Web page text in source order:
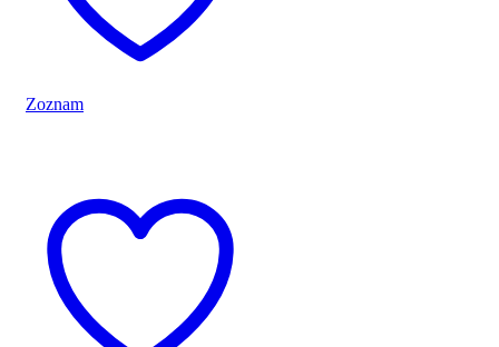
Zoznam